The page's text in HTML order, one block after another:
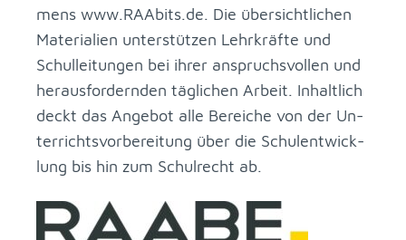
mens www.​RAAbits.​de. Die über­sicht­li­chen
Ma­te­ria­li­en un­ter­stüt­zen Lehr­kräf­te und
Schul­lei­tun­gen bei ih­rer an­spruchs­vol­len und
her­aus­for­dern­den täg­li­chen Ar­beit. In­halt­lich
deckt das An­ge­bot alle Be­rei­che von der Un­
ter­richts­vor­be­rei­tung über die Schul­ent­wick­
lung bis hin zum Schul­recht ab.